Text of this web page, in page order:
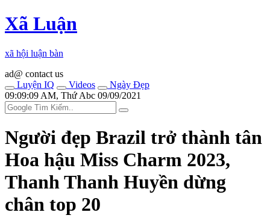
Xã Luận
xã hội luận bàn
ad@ contact us
Luyện IQ
Videos
Ngày Đẹp
09:09:09 AM, Thứ Abc 09/09/2021
Người đẹp Brazil trở thành tân
Hoa hậu Miss Charm 2023,
Thanh Thanh Huyền dừng
chân top 20